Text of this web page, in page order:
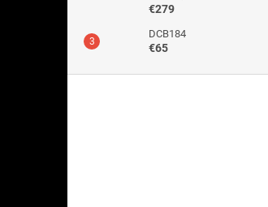
€279
DCB184
€65